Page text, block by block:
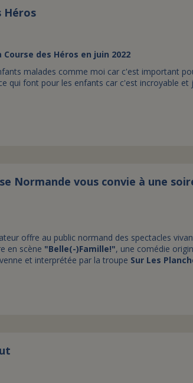
Héros
des Héros en juin 2022
malades comme moi car c'est important
qui font pour les enfants car c'est incroyable et
Normande vous convie à une
offre au public normand des spectacles
en scène "Belle(-)Famille!", une comédie
et interprétée par la troupe Sur Les